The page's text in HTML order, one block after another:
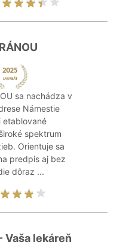
sa nachádza v
Námestie
etablované
spektrum
Orientuje sa
predpis aj bez
dôraz ...
Vaša lekáreň